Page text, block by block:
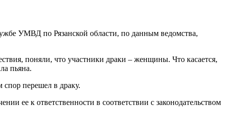
УМВД по Рязанской области, по данным ведомства,
поняли, что участники драки – женщины. Что касается,
пьяна.
спор перешел в драку.
ее к ответственности в соответствии с законодательством